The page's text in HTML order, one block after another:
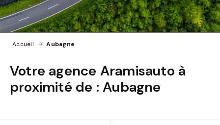
Accueil › Aubagne
Votre agence Aramisauto à
proximité de :Aubagne